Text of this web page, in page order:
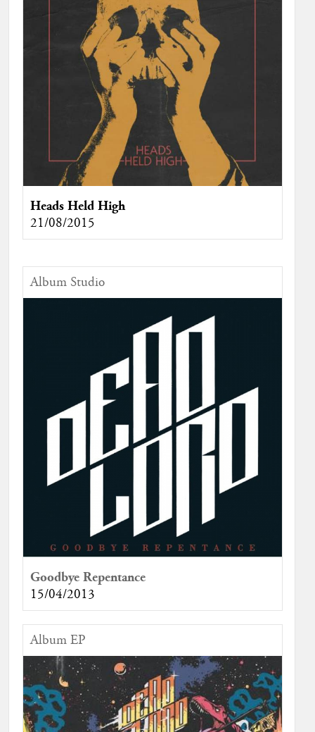
Heads Held High
21/08/2015
Album Studio
Goodbye Repentance
15/04/2013
Album EP